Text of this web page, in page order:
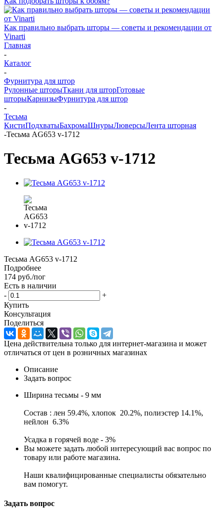
Как правильно выбрать шторы — советы и рекомендации от
Vinarti
Главная
-
Каталог
-
Фурнитура для штор
Рулонные шторыТкани для шторГотовые
шторыКарнизыФурнитура для штор
-
Тесьма
КистиПодхватыБахромаШнурыЛюверсыЛента шторная
-Тесьма AG653 v-1712
Тесьма AG653 v-1712
Тесьма AG653 v-1712
Подробнее
174 руб./пог
Есть в наличии
-
+
Купить
Консультация
Поделиться
Цена действительна только для интернет-магазина и может
отличаться от цен в розничных магазинах
Описание
Задать вопрос
Ширина тесьмы - 9 мм
Состав : лен 59.4%, хлопок 20.2%, полиэстер 14.1%,
нейлон 6.3%
Усадка в горячей воде - 3%
Вы можете задать любой интересующий вас вопрос по
товару или работе магазина.
Наши квалифицированные специалисты обязательно
вам помогут.
Задать вопрос